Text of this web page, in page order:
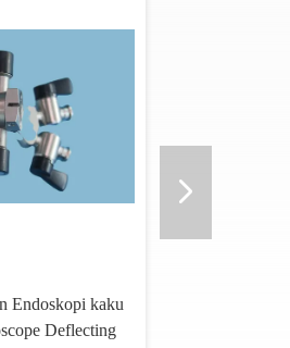
Endoskopi kaku
Deflecting